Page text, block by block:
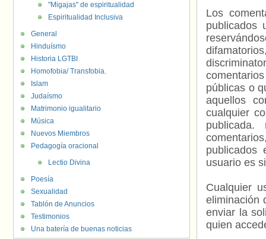
Los
publicados
públicas o
aquellos
cualquier
usuario es
Cualquier
eliminación
enviar la
quien
"Migajas" de espiritualidad
Espiritualidad Inclusiva
General
Hinduísmo
Historia LGTBI
Homofobia/ Transfobia.
Islam
Judaísmo
Matrimonio igualitario
Música
Nuevos Miembros
Pedagogía oracional
Lectio Divina
Poesía
Sexualidad
Tablón de Anuncios
Testimonios
Una batería de buenas noticias